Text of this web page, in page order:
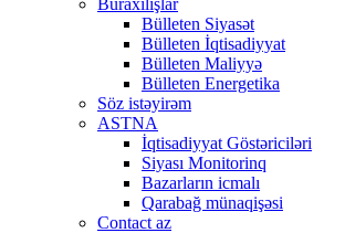
Buraxılışlar
Bülleten Siyasət
Bülleten İqtisadiyyat
Bülleten Maliyyə
Bülleten Energetika
Söz istəyirəm
ASTNA
İqtisadiyyat Göstəriciləri
Siyası Monitorinq
Bazarların icmalı
Qarabağ münaqişəsi
Contact az